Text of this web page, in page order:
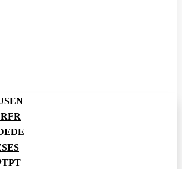
EN
FR
DE
ES
PT